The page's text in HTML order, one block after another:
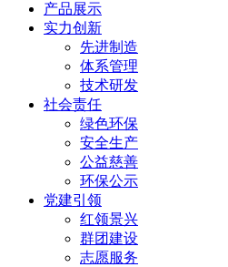
产品展示
实力创新
先进制造
体系管理
技术研发
社会责任
绿色环保
安全生产
公益慈善
环保公示
党建引领
红领景兴
群团建设
志愿服务